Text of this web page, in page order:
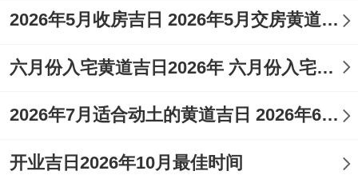
宜:解除、出行、纳采、冠笄、竖柱、上梁、
土、安葬、修坟、破土...
吉时：上午7-9点（辰时）、下午1-3点（未
2026年5月收房吉日 2026年5月交房黄道吉日
六月份入宅黄道吉日2026年 六月份入宅黄道吉日查询
2026年7月适合动土的黄道吉日 2026年6月动土的黄道吉日
开业吉日2026年10月最佳时间